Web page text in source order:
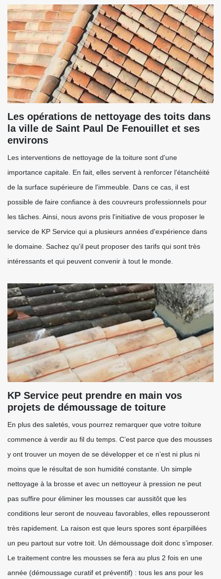
Les opérations de nettoyage des toits dans
la ville de Saint Paul De Fenouillet et ses
environs
Les interventions de nettoyage de la toiture sont d'une
importance capitale. En fait, elles servent à renforcer l'étanchéité
de la surface supérieure de l'immeuble. Dans ce cas, il est
possible de faire confiance à des couvreurs professionnels pour
les tâches. Ainsi, nous avons pris l'initiative de vous proposer le
service de KP Service qui a plusieurs années d'expérience dans
le domaine. Sachez qu'il peut proposer des tarifs qui sont très
intéressants et qui peuvent convenir à tout le monde.
KP Service peut prendre en main vos
projets de démoussage de toiture
En plus des saletés, vous pourrez remarquer que votre toiture
commence à verdir au fil du temps. C’est parce que des mousses
y ont trouver un moyen de se développer et ce n’est ni plus ni
moins que le résultat de son humidité constante. Un simple
nettoyage à la brosse et avec un nettoyeur à pression ne peut
pas suffire pour éliminer les mousses car aussitôt que les
conditions leur seront de nouveau favorables, elles repousseront
très rapidement. La raison est que leurs spores sont éparpillées
un peu partout sur votre toit. Un démoussage doit donc s’imposer.
Le traitement contre les mousses se fera au plus 2 fois en une
année (démoussage curatif et préventif) : tous les ans pour les